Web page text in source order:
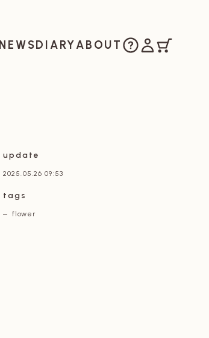
NEWSお知らせ
DIARY日記
ABOUT 私たちについて
ご購入方法
マイアカウ
update
2025.05.26 09:53
tags
flower